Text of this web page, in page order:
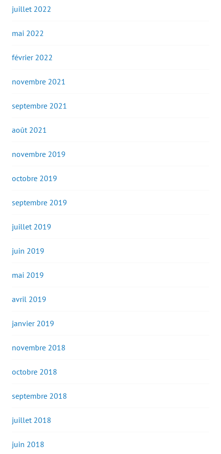
juillet 2022
mai 2022
février 2022
novembre 2021
septembre 2021
août 2021
novembre 2019
octobre 2019
septembre 2019
juillet 2019
juin 2019
mai 2019
avril 2019
janvier 2019
novembre 2018
octobre 2018
septembre 2018
juillet 2018
juin 2018